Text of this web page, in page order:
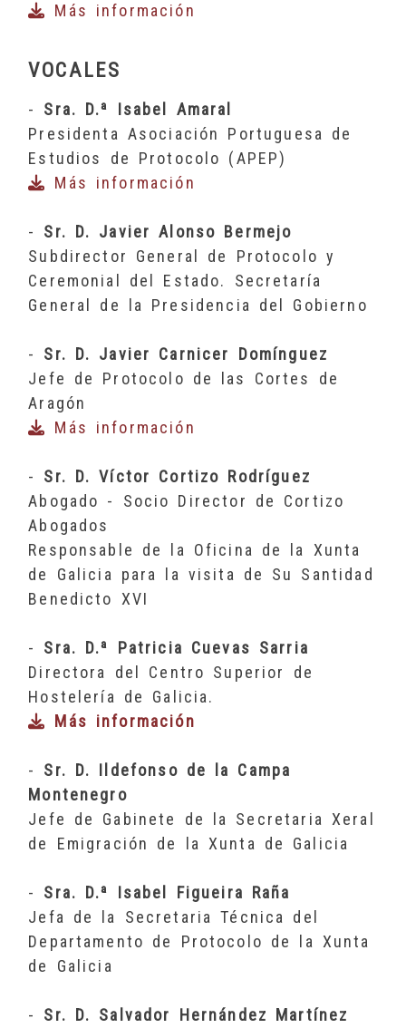
Más información
VOCALES
- Sra. D.ª Isabel Amaral
Presidenta Asociación Portuguesa de
Estudios de Protocolo (APEP)
Más información
- Sr. D. Javier Alonso Bermejo
Subdirector General de Protocolo y
Ceremonial del Estado. Secretaría
General de la Presidencia del Gobierno
- Sr. D. Javier Carnicer Domínguez
Jefe de Protocolo de las Cortes de
Aragón
Más información
- Sr. D. Víctor Cortizo Rodríguez
Abogado - Socio Director de Cortizo
Abogados
Responsable de la Oficina de la Xunta
de Galicia para la visita de Su Santidad
Benedicto XVI
- Sra. D.ª Patricia Cuevas Sarria
Directora del Centro Superior de
Hostelería de Galicia.
Más información
- Sr. D. Ildefonso de la Campa
Montenegro
Jefe de Gabinete de la Secretaria Xeral
de Emigración de la Xunta de Galicia
- Sra. D.ª Isabel Figueira Raña
Jefa de la Secretaria Técnica del
Departamento de Protocolo de la Xunta
de Galicia
- Sr. D. Salvador Hernández Martínez